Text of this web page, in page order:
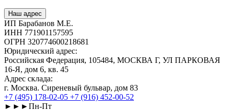
Наш адрес
ИП Барабанов М.Е.
ИНН 771901157595
ОГРН 320774600218681
Юридический адрес:
Российская Федерация, 105484, МОСКВА Г, УЛ ПАРКОВАЯ
16-Я, дом 6, кв. 45
Адрес склада:
г. Москва. Сиреневый бульвар, дом 83
+7 (495) 178-02-05 +7 (916) 452-00-52
►►►Пн-Пт